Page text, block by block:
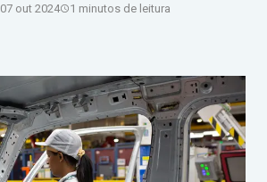
07 out 2024 1 minutos de leitura